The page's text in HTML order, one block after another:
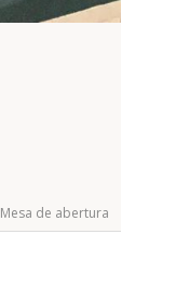
Mesa de abertura